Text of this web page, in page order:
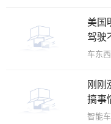
美国
驾驶
车东
刚刚
搞事
智能